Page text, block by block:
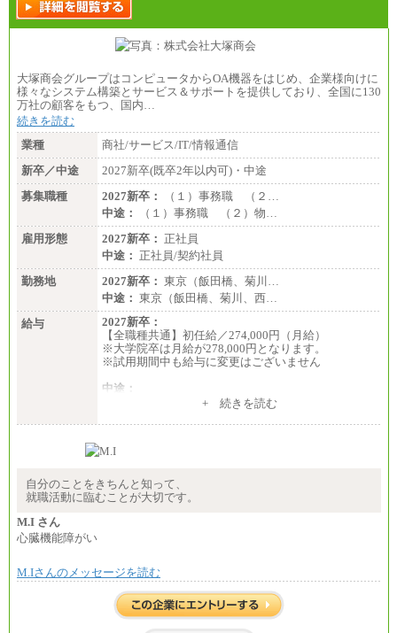
大塚商会グループはコンピュータからOA機器をはじめ、企業様向けに
様々なシステム構築とサービス＆サポートを提供しており、全国に130
万社の顧客をもつ、国内…
続きを読む
業種
商社/サービス/IT/情報通信
新卒／中途
2027新卒(既卒2年以内可)・中途
募集職種
2027新卒：
（１）事務職 （２…
中途：
（１）事務職 （２）物…
雇用形態
2027新卒： 正社員
中途： 正社員/契約社員
勤務地
2027新卒： 東京（飯田橋、菊川…
中途： 東京（飯田橋、菊川、西…
給与
2027新卒：
【全職種共通】初任給／274,000円（月給）
※大学院卒は月給が278,000円となります。
※試用期間中も給与に変更はございません
中途：
（１）～（４）274,000円（月給）～
※経験・年齢などを考慮のうえ、当社規程により優
※業務内容・勤務形態に応じて、上記給与の範囲内
※試用期間中も給与に変更はございません
+ 続きを読む
自分のことをきちんと知って、
就職活動に臨むことが大切です。
M.I さん
心臓機能障がい
M.Iさんのメッセージを読む